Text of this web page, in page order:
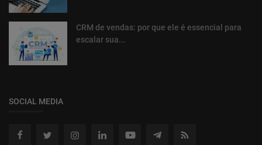
CRM de vendas: por que ele é essencial para
escalar sua...
SOCIAL MEDIA